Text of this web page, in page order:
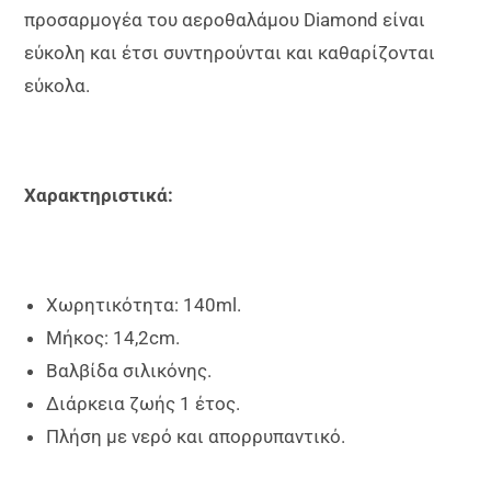
προσαρμογέα του αεροθαλάμου Diamond είναι
εύκολη και έτσι συντηρούνται και καθαρίζονται
εύκολα.
Χαρακτηριστικά:
Χωρητικότητα: 140ml.
Μήκος: 14,2cm.
Βαλβίδα σιλικόνης.
Διάρκεια ζωής 1 έτος.
Πλήση με νερό και απορρυπαντικό.